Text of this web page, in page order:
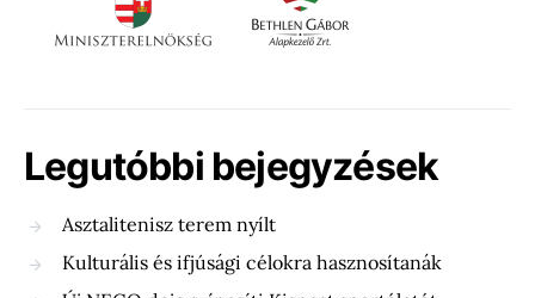
Legutóbbi bejegyzések
Asztalitenisz terem nyílt
Kulturális és ifjúsági célokra hasznosítanák